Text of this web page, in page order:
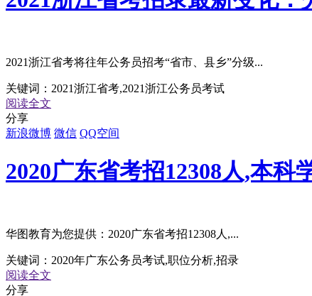
2021浙江省考将往年公务员招考“省市、县乡”分级...
关键词： 2021浙江省考,2021浙江公务员考试
阅读全文
分享
新浪微博 微信 QQ空间
2020广东省考招12308人,本科
华图教育为您提供：2020广东省考招12308人,...
关键词： 2020年广东公务员考试,职位分析,招录
阅读全文
分享